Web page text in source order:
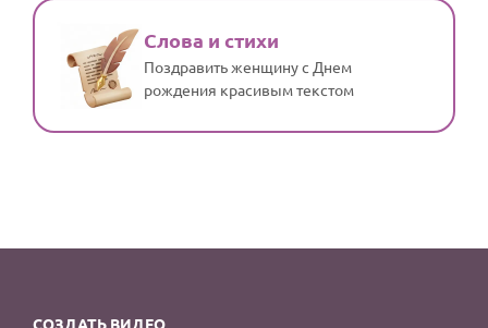
Слова и стихи
Поздравить женщину с Днем
рождения красивым текстом
СОЗДАТЬ ВИДЕО